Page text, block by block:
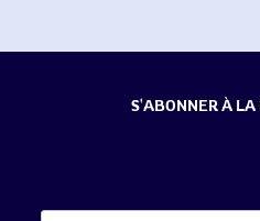
S'ABONNER À